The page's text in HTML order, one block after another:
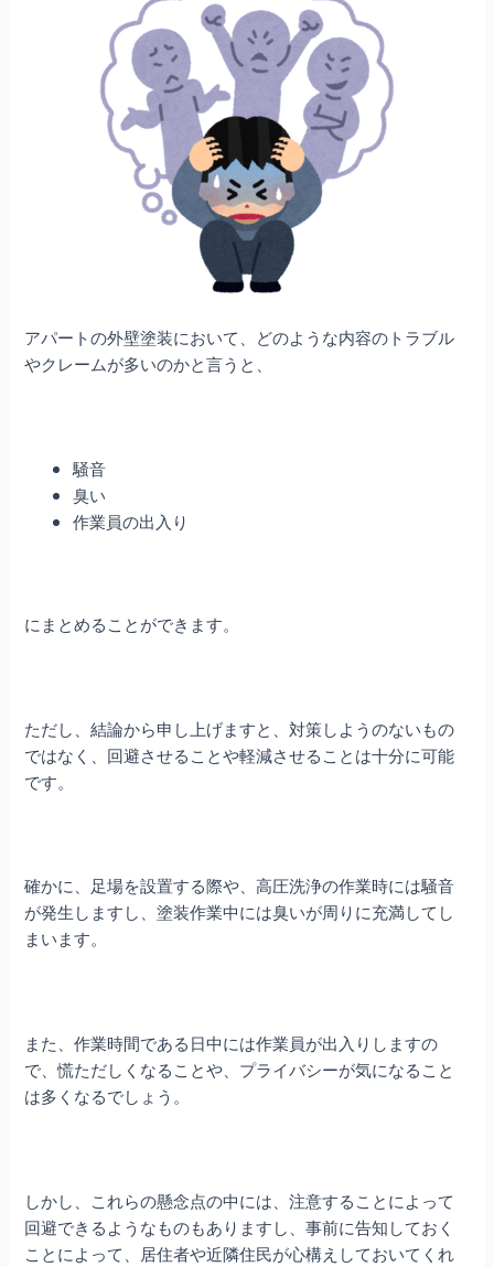
アパートの外壁塗装において、どのような内容のトラブル
やクレームが多いのかと言うと、
騒音
臭い
作業員の出入り
にまとめることができます。
ただし、結論から申し上げますと、対策しようのないもの
ではなく、回避させることや軽減させることは十分に可能
です。
確かに、足場を設置する際や、高圧洗浄の作業時には騒音
が発生しますし、塗装作業中には臭いが周りに充満してし
まいます。
また、作業時間である日中には作業員が出入りしますの
で、慌ただしくなることや、プライバシーが気になること
は多くなるでしょう。
しかし、これらの懸念点の中には、注意することによって
回避できるようなものもありますし、事前に告知しておく
ことによって、居住者や近隣住民が心構えしておいてくれ